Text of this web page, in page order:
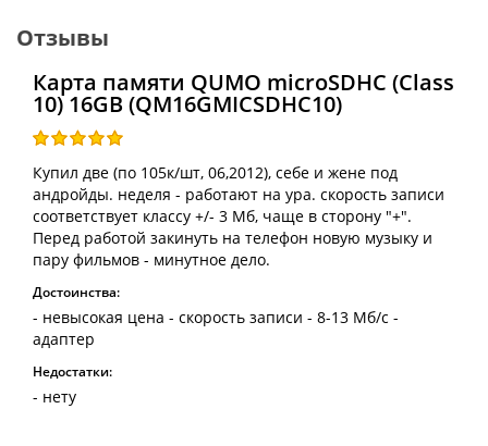
Отзывы
Карта памяти QUMO microSDHC (Class
10) 16GB (QM16GMICSDHC10)
Купил две (по 105к/шт, 06,2012), себе и жене под
андройды. неделя - работают на ура. скорость записи
соответствует классу +/- 3 Мб, чаще в сторону "+".
Перед работой закинуть на телефон новую музыку и
пару фильмов - минутное дело.
Достоинства:
- невысокая цена - скорость записи - 8-13 Мб/с -
адаптер
Недостатки:
- нету